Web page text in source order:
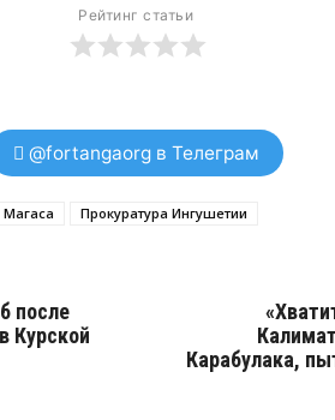
Рейтинг статьи
@fortangaorg в Телеграм
Прокуратура Ингушетии
после
Курской
Карабулака,